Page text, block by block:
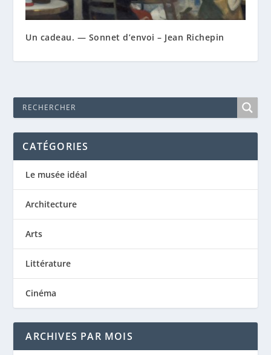
Un cadeau. — Sonnet d’envoi – Jean Richepin
CATÉGORIES
Le musée idéal
Architecture
Arts
Littérature
Cinéma
ARCHIVES PAR MOIS